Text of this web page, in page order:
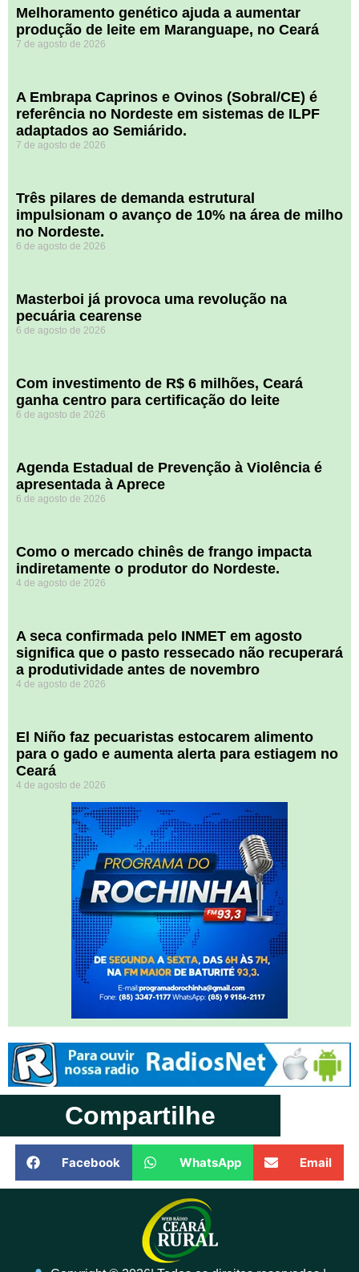
Melhoramento genético ajuda a aumentar
produção de leite em Maranguape, no Ceará
7 de agosto de 2026
A Embrapa Caprinos e Ovinos (Sobral/CE) é
referência no Nordeste em sistemas de ILPF
adaptados ao Semiárido.
7 de agosto de 2026
​Três pilares de demanda estrutural
impulsionam o avanço de 10% na área de milho
no Nordeste.
6 de agosto de 2026
Masterboi já provoca uma revolução na
pecuária cearense
6 de agosto de 2026
Com investimento de R$ 6 milhões, Ceará
ganha centro para certificação do leite
6 de agosto de 2026
Agenda Estadual de Prevenção à Violência é
apresentada à Aprece
6 de agosto de 2026
​Como o mercado chinês de frango impacta
indiretamente o produtor do Nordeste.
4 de agosto de 2026
A seca confirmada pelo INMET em agosto
significa que o pasto ressecado não recuperará
a produtividade antes de novembro
4 de agosto de 2026
El Niño faz pecuaristas estocarem alimento
para o gado e aumenta alerta para estiagem no
Ceará
4 de agosto de 2026
Compartilhe
Facebook WhatsApp Email